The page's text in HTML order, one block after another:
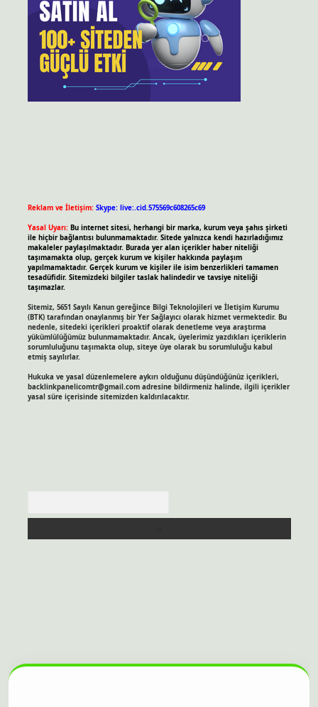
Reklam ve İletişim: Skype: live:.cid.575569c608265c69
Yasal Uyarı: Bu internet sitesi, herhangi bir marka, kurum veya şahıs şirketi
ile hiçbir bağlantısı bulunmamaktadır. Sitede yalnızca kendi hazırladığımız
makaleler paylaşılmaktadır. Burada yer alan içerikler haber niteliği
taşımamakta olup, gerçek kurum ve kişiler hakkında paylaşım
yapılmamaktadır. Gerçek kurum ve kişiler ile isim benzerlikleri tamamen
tesadüfidir. Sitemizdeki bilgiler taslak halindedir ve tavsiye niteliği
taşımazlar.
Sitemiz, 5651 Sayılı Kanun gereğince Bilgi Teknolojileri ve İletişim Kurumu
(BTK) tarafından onaylanmış bir Yer Sağlayıcı olarak hizmet vermektedir. Bu
nedenle, sitedeki içerikleri proaktif olarak denetleme veya araştırma
yükümlülüğümüz bulunmamaktadır. Ancak, üyelerimiz yazdıkları içeriklerin
sorumluluğunu taşımakta olup, siteye üye olarak bu sorumluluğu kabul
etmiş sayılırlar.
Hukuka ve yasal düzenlemelere aykırı olduğunu düşündüğünüz içerikleri,
backlinkpanelicomtr@gmail.comadresine bildirmeniz halinde, ilgili içerikler
yasal süre içerisinde sitemizden kaldırılacaktır.